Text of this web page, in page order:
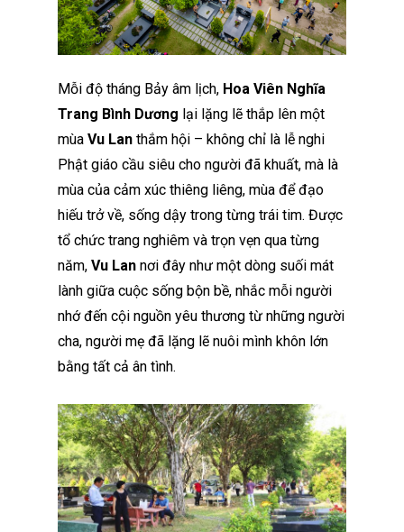
Mỗi độ tháng Bảy âm lịch, Hoa Viên Nghĩa
Trang Bình Dương lại lặng lẽ thắp lên một
mùa Vu Lan thắm hội – không chỉ là lễ nghi
Phật giáo cầu siêu cho người đã khuất, mà là
mùa của cảm xúc thiêng liêng, mùa để đạo
hiếu trở về, sống dậy trong từng trái tim. Được
tổ chức trang nghiêm và trọn vẹn qua từng
năm, Vu Lan nơi đây như một dòng suối mát
lành giữa cuộc sống bộn bề, nhắc mỗi người
nhớ đến cội nguồn yêu thương từ những người
cha, người mẹ đã lặng lẽ nuôi mình khôn lớn
bằng tất cả ân tình.